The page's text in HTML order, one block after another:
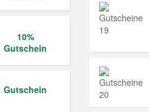
10%
Gutschein
Gutschein